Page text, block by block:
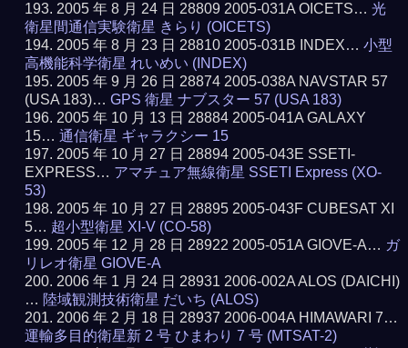
2005 年 8 月 24 日 28809 2005-031A OICETS…光
衛星間通信実験衛星 きらり (OICETS)
2005 年 8 月 23 日 28810 2005-031B INDEX…小型
高機能科学衛星 れいめい (INDEX)
2005 年 9 月 26 日 28874 2005-038A NAVSTAR 57
(USA 183)…GPS 衛星 ナブスター 57 (USA 183)
2005 年 10 月 13 日 28884 2005-041A GALAXY
15…通信衛星 ギャラクシー 15
2005 年 10 月 27 日 28894 2005-043E SSETI-
EXPRESS… アマチュア無線衛星 SSETI Express (XO-
53)
2005 年 10 月 27 日 28895 2005-043F CUBESAT XI
5… 超小型衛星 XI-V (CO-58)
2005 年 12 月 28 日 28922 2005-051A GIOVE-A… ガ
リレオ衛星 GIOVE-A
2006 年 1 月 24 日 28931 2006-002A ALOS (DAICHI)
… 陸域観測技術衛星 だいち (ALOS)
2006 年 2 月 18 日 28937 2006-004A HIMAWARI 7…
運輸多目的衛星新 2 号 ひまわり 7 号 (MTSAT-2)